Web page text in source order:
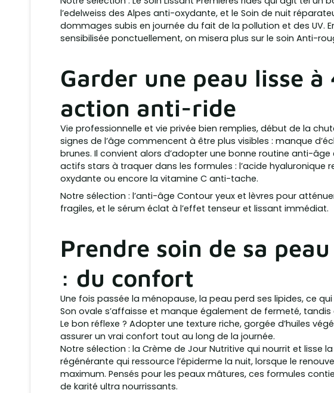
l’edelweiss des Alpes anti-oxydante, et le Soin de nuit
dommages subis en journée du fait de la pollution et des UV.
sensibilisée ponctuellement, on misera plus sur le soin Anti-
Garder une peau lisse
action anti-ride
Vie professionnelle et vie privée bien remplies, début de la
signes de l’âge commencent à être plus visibles : manque
brunes. Il convient alors d’adopter une bonne routine anti-
actifs stars à traquer dans les formules : l’acide hyaluronique
oxydante ou encore la vitamine C anti-tache.
Notre sélection : l’anti-âge Contour yeux et lèvres pour
fragiles, et le sérum éclat à l’effet tenseur et lissant immédiat.
Prendre soin de sa
: du confort
Une fois passée la ménopause, la peau perd ses lipides, ce
Son ovale s’affaisse et manque également de fermeté,
Le bon réflexe ? Adopter une texture riche, gorgée d’huiles
assurer un vrai confort tout au long de la journée.
Notre sélection : la Crème de Jour Nutritive qui nourrit et lisse
régénérante qui ressource l’épiderme la nuit, lorsque le
maximum. Pensés pour les peaux mâtures, ces formules
de karité ultra nourrissants.